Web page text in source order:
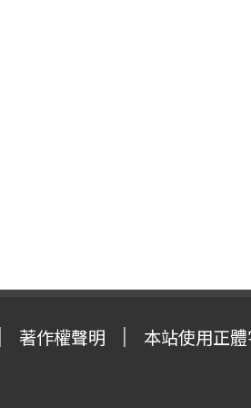
著作權聲明 本站使用正